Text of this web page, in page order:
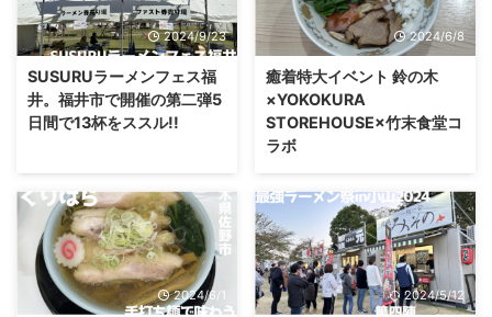
2024/9/23
SUSURUラーメンフェス福
井。福井市で開催の第二弾5
日間で13杯をススル!!
2024/6/8
癒着特大イベント 鈴の木
×YOKOKURA
STOREHOUSE×竹末食堂コ
ラボ
2024/6/1 2024/5/12